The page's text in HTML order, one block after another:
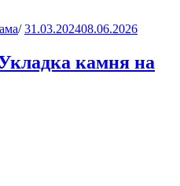
/ 31.03.202408.06.2026
камня на